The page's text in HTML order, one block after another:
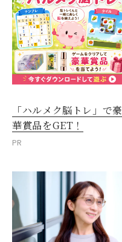
「ハルメク脳トレ」で豪
華賞品をGET！
PR